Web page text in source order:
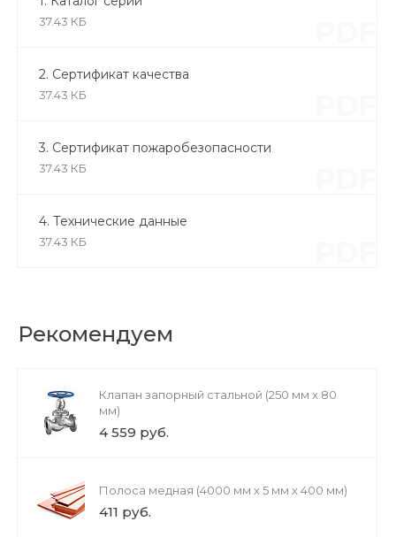
37.43 КБ
2. Сертификат качества
37.43 КБ
3. Сертификат пожаробезопасности
37.43 КБ
4. Технические данные
37.43 КБ
Рекомендуем
Клапан запорный стальной (250 мм х 80
мм)
4 559 руб.
Полоса медная (4000 мм х 5 мм х 400 мм)
411 руб.